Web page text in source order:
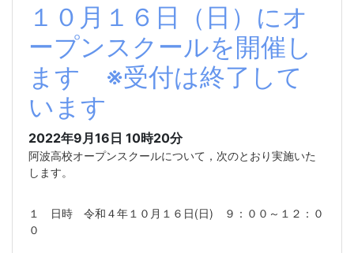
１０月１６日（日）にオ
ープンスクールを開催し
ます ※受付は終了して
います
2022年9月16日 10時20分
阿波高校オープンスクールについて，次のとおり実施いた
します。
１ 日時 令和４年１０月１６日(日) ９：００～１２：０
０